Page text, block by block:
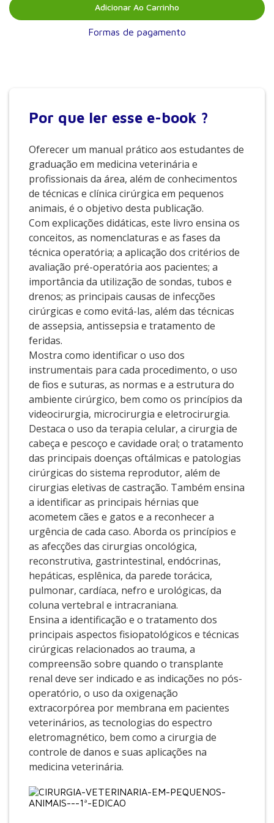
Adicionar Ao Carrinho
Formas de pagamento
Por que ler esse e-book ?
Oferecer um manual prático aos estudantes de
graduação em medicina veterinária e
profissionais da área, além de conhecimentos
de técnicas e clínica cirúrgica em pequenos
animais, é o objetivo desta publicação.
Com explicações didáticas, este livro ensina os
conceitos, as nomenclaturas e as fases da
técnica operatória; a aplicação dos critérios de
avaliação pré-operatória aos pacientes; a
importância da utilização de sondas, tubos e
drenos; as principais causas de infecções
cirúrgicas e como evitá-las, além das técnicas
de assepsia, antissepsia e tratamento de
feridas.
Mostra como identificar o uso dos
instrumentais para cada procedimento, o uso
de fios e suturas, as normas e a estrutura do
ambiente cirúrgico, bem como os princípios da
videocirurgia, microcirurgia e eletrocirurgia.
Destaca o uso da terapia celular, a cirurgia de
cabeça e pescoço e cavidade oral; o tratamento
das principais doenças oftálmicas e patologias
cirúrgicas do sistema reprodutor, além de
cirurgias eletivas de castração. Também ensina
a identificar as principais hérnias que
acometem cães e gatos e a reconhecer a
urgência de cada caso. Aborda os princípios e
as afecções das cirurgias oncológica,
reconstrutiva, gastrintestinal, endócrinas,
hepáticas, esplênica, da parede torácica,
pulmonar, cardíaca, nefro e urológicas, da
coluna vertebral e intracraniana.
Ensina a identificação e o tratamento dos
principais aspectos fisiopatológicos e técnicas
cirúrgicas relacionados ao trauma, a
compreensão sobre quando o transplante
renal deve ser indicado e as indicações no pós-
operatório, o uso da oxigenação
extracorpórea por membrana em pacientes
veterinários, as tecnologias do espectro
eletromagnético, bem como a cirurgia de
controle de danos e suas aplicações na
medicina veterinária.